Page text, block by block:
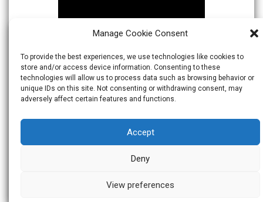
Manage Cookie Consent
To provide the best experiences, we use technologies like cookies to
store and/or access device information. Consenting to these
technologies will allow us to process data such as browsing behavior or
unique IDs on this site. Not consenting or withdrawing consent, may
adversely affect certain features and functions.
Accept
Deny
View preferences